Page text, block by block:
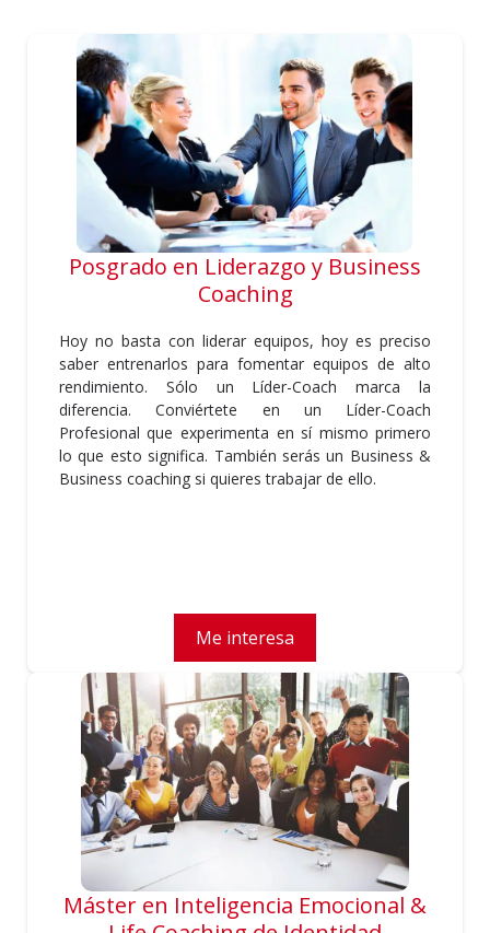
Posgrado en Liderazgo y Business
Coaching
Hoy no basta con liderar equipos, hoy es preciso
saber entrenarlos para fomentar equipos de alto
rendimiento. Sólo un Líder-Coach marca la
diferencia. Conviértete en un Líder-Coach
Profesional que experimenta en sí mismo primero
lo que esto significa. También serás un Business &
Business coaching si quieres trabajar de ello.
Me interesa
Máster en Inteligencia Emocional &